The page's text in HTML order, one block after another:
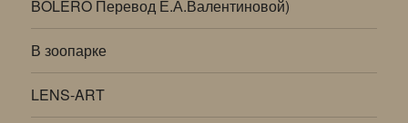
BOLERO Перевод Е.А.Валентиновой)
В зоопарке
LENS-ART